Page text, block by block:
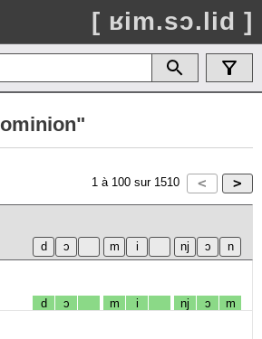
[ ʁim.sɔ.lid ]
1 à 100 sur 1510
d ɔ m i nj ɔ m